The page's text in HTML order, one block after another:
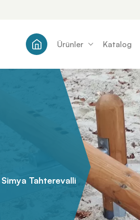
Ürünler Katalog
Simya Tahterevalli